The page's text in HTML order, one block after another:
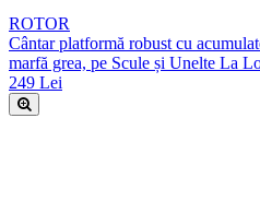
ROTOR
Cântar platformă robust cu
marfă grea, pe Scule și Unelte La
249 Lei